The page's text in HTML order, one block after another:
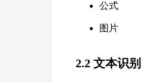
公式
图片
2.2 文本识别